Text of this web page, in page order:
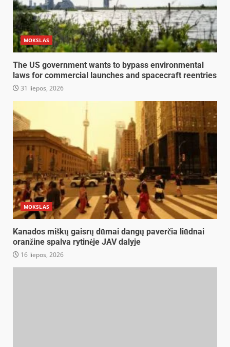
MOKSLAS
The US government wants to bypass environmental
laws for commercial launches and spacecraft reentries
31 liepos, 2026
MOKSLAS
Kanados miškų gaisrų dūmai dangų paverčia liūdnai
oranžine spalva rytinėje JAV dalyje
16 liepos, 2026